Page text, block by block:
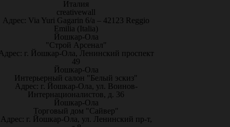
Италия
creativewall
Адрес: Via Yuri Gagarin 6/a – 42123 Reggio
Emilia (Italia)
Йошкар-Ола
"Строй Арсенал"
г. Йошкар-Ола, Ленинский проспект
49
Йошкар-Ола
Интерьерный салон "Белый эскиз"
Адрес: г. Йошкар-Ола, ул. Воинов-
Интернационалистов, д. 36
Йошкар-Ола
Торговый дом "Сайвер"
Адрес: г. Йошкар-Ола, ул. Ленинский пр-т,